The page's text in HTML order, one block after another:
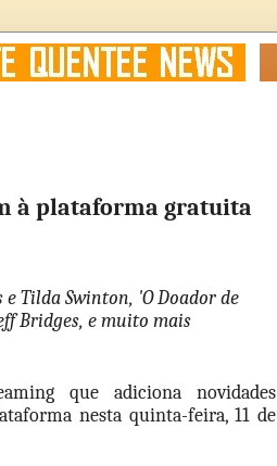
à plataforma gratuita
Tilda Swinton, 'O Doador de
Bridges, e muito mais
que adiciona novidades
nesta quinta-feira, 11 de